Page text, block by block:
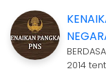
2014